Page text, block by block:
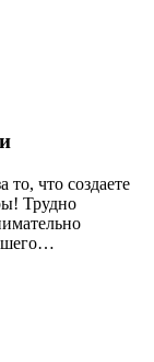
то, что создаете
Трудно